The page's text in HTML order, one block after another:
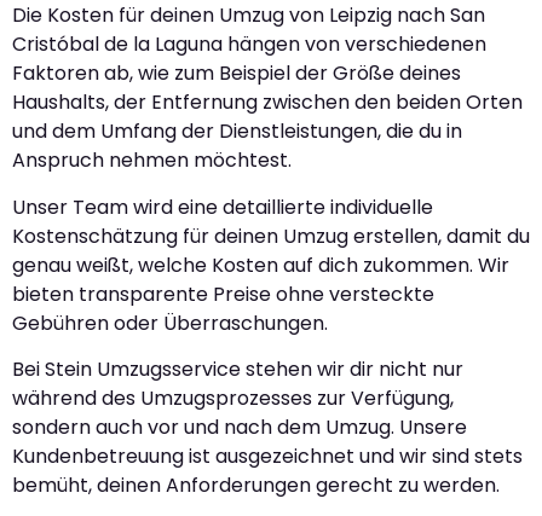
Die Kosten für deinen Umzug von Leipzig nach San
Cristóbal de la Laguna hängen von verschiedenen
Faktoren ab, wie zum Beispiel der Größe deines
Haushalts, der Entfernung zwischen den beiden Orten
und dem Umfang der Dienstleistungen, die du in
Anspruch nehmen möchtest.
Unser Team wird eine detaillierte individuelle
Kostenschätzung für deinen Umzug erstellen, damit du
genau weißt, welche Kosten auf dich zukommen. Wir
bieten transparente Preise ohne versteckte
Gebühren oder Überraschungen.
Bei Stein Umzugsservice stehen wir dir nicht nur
während des Umzugsprozesses zur Verfügung,
sondern auch vor und nach dem Umzug. Unsere
Kundenbetreuung ist ausgezeichnet und wir sind stets
bemüht, deinen Anforderungen gerecht zu werden.